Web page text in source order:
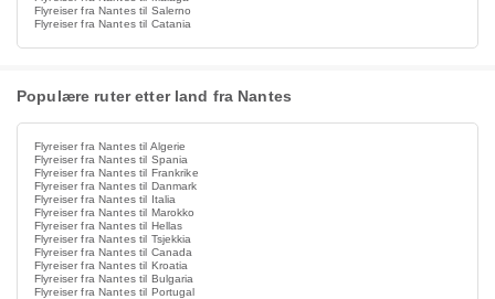
Flyreiser fra Nantes til Salerno
Flyreiser fra Nantes til Catania
Populære ruter etter land fra Nantes
Flyreiser fra Nantes til Algerie
Flyreiser fra Nantes til Spania
Flyreiser fra Nantes til Frankrike
Flyreiser fra Nantes til Danmark
Flyreiser fra Nantes til Italia
Flyreiser fra Nantes til Marokko
Flyreiser fra Nantes til Hellas
Flyreiser fra Nantes til Tsjekkia
Flyreiser fra Nantes til Canada
Flyreiser fra Nantes til Kroatia
Flyreiser fra Nantes til Bulgaria
Flyreiser fra Nantes til Portugal